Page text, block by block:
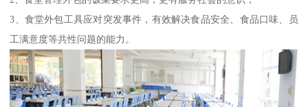
3、食堂外包工具应对突发事件，有效解决食品安全、食品口味、员
工满意度等共性问题的能力。